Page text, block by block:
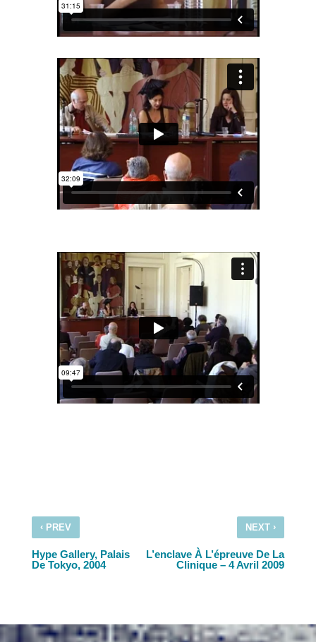
‹PREV
Hype Gallery, Palais
De Tokyo, 2004
NEXT ›
L’enclave À L’épreuve De La
Clinique – 4 Avril 2009